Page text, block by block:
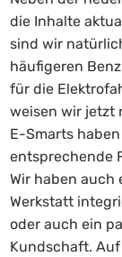
die Inhalte
sind wir
häufigeren
für die
weisen wir jetzt
E-Smarts
entsprechende
Wir haben auch
Werkstatt
oder auch ein
Kundschaft.